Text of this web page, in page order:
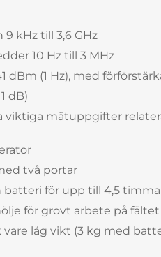
kHz till 3,6 GHz
10 Hz till 3 MHz
dBm (1 Hz), med
dB)
viktiga mätuppgifter
två portar
för upp till 4,5
för grovt arbete på fältet
låg vikt (3 kg med